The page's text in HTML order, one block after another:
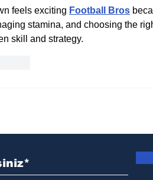
feels exciting Football Bros
stamina, and choosing the
skill and strategy.